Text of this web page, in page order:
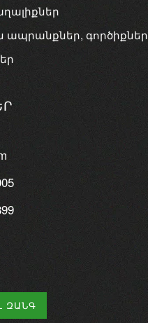
ապրանքներ, գործիքներ
ԶԱՆԳ